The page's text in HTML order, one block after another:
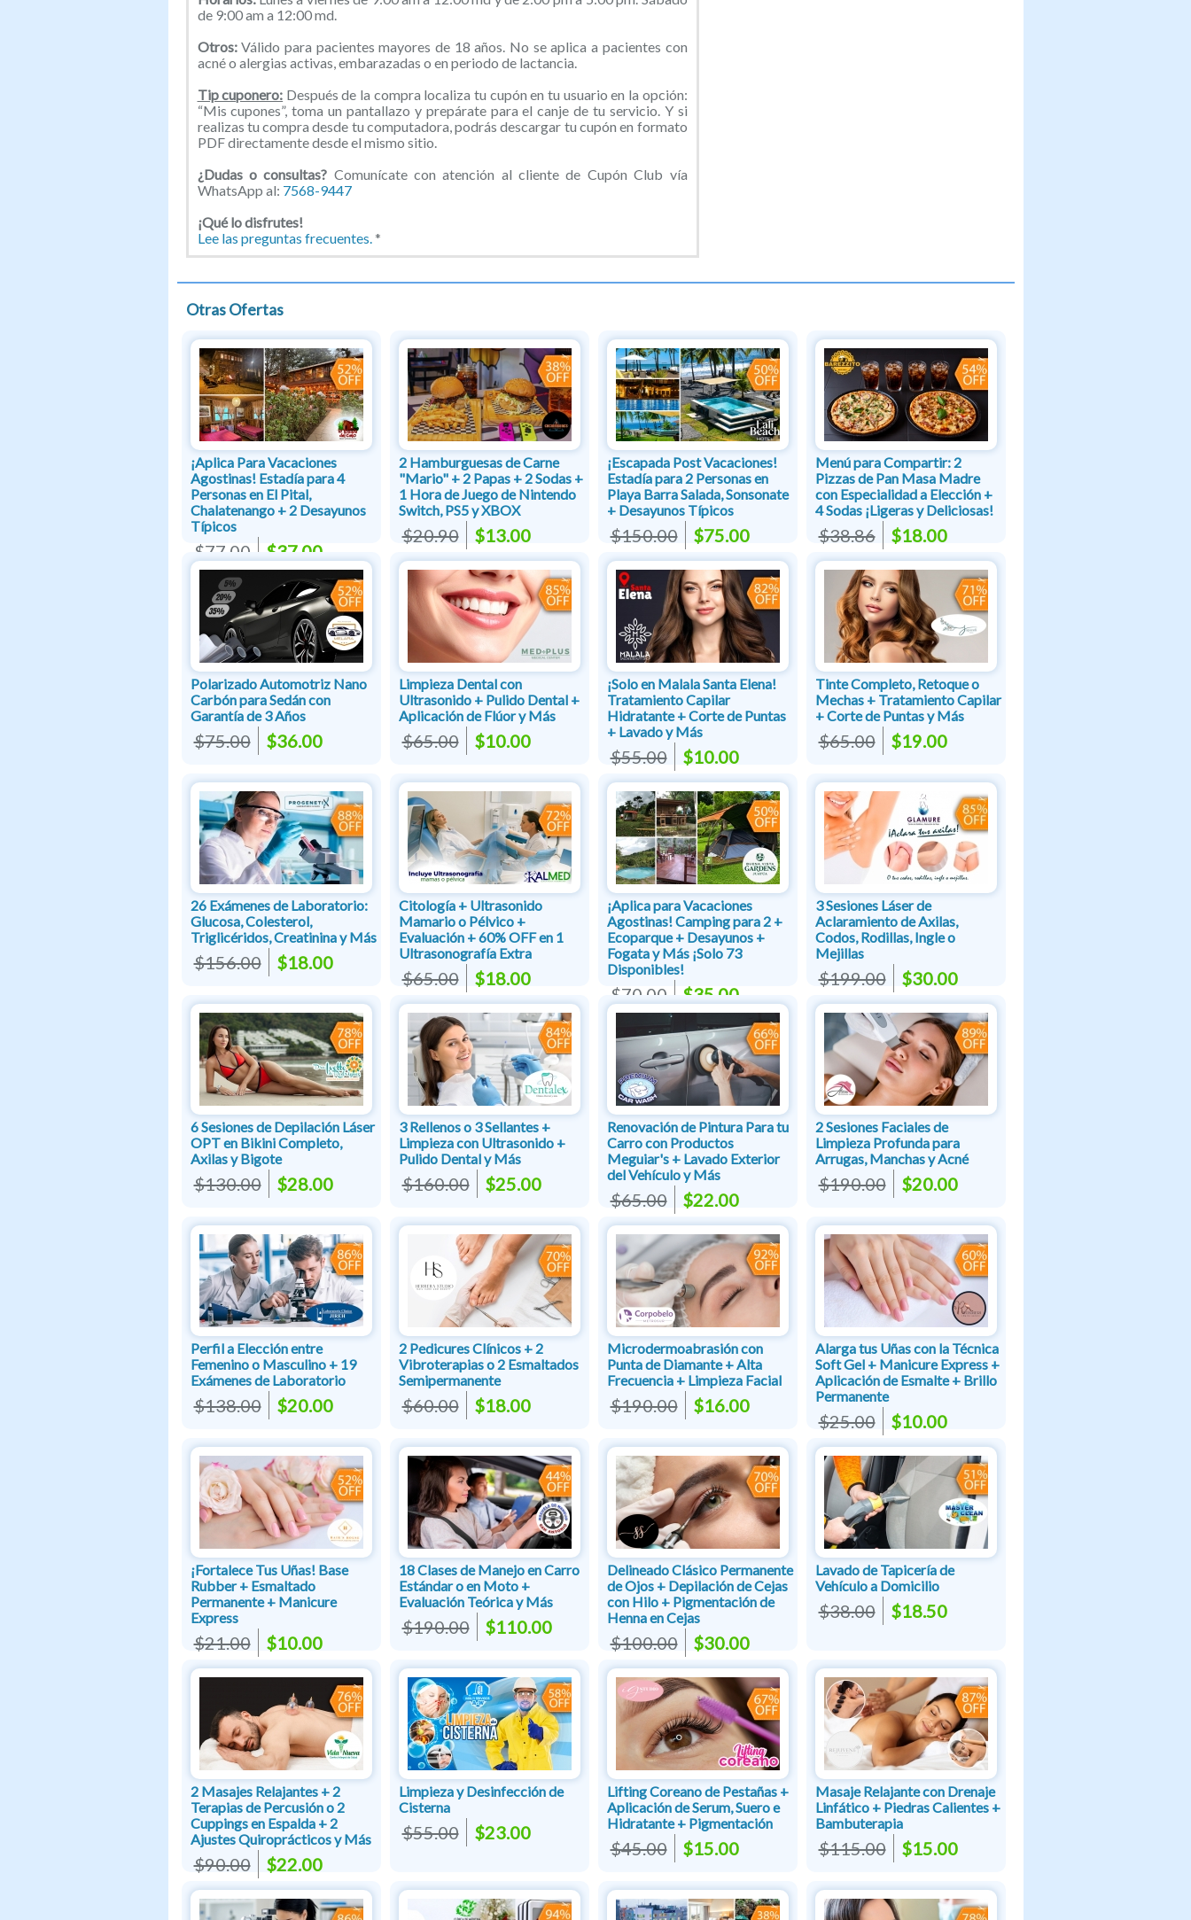
de 9:00 am a 12:00 md.
Otros:Válido para pacientes mayores de 18 años. No se aplica a pacientes con
acné o alergias activas, embarazadas o en periodo de lactancia.
Tip cuponero: Después de la compra localiza tu cupón en tu usuario en la opción:
“Mis cupones”, toma un pantallazo y prepárate para el canje de tu servicio. Y si
realizas tu compra desde tu computadora, podrás descargar tu cupón en formato
PDF directamente desde el mismo sitio.
¿Dudas o consultas? Comunícate con atención al cliente de Cupón Club vía
WhatsApp al: 7568-9447
¡Qué lo disfrutes!
Lee las preguntas frecuentes.*
Otras Ofertas
¡Aplica Para Vacaciones
Agostinas! Estadía para 4
Personas en El Pital,
Chalatenango + 2 Desayunos
Típicos
$77.00 $37.00
2 Hamburguesas de Carne
"Mario" + 2 Papas + 2 Sodas +
1 Hora de Juego de Nintendo
Switch, PS5 y XBOX
$20.90 $13.00
¡Escapada Post Vacaciones!
Estadía para 2 Personas en
Playa Barra Salada, Sonsonate
+ Desayunos Típicos
$150.00 $75.00
Menú para Compartir: 2
Pizzas de Pan Masa Madre
con Especialidad a Elección +
4 Sodas ¡Ligeras y Deliciosas!
$38.86 $18.00
Polarizado Automotriz Nano
Carbón para Sedán con
Garantía de 3 Años
$75.00 $36.00
Limpieza Dental con
Ultrasonido + Pulido Dental +
Aplicación de Flúor y Más
$65.00 $10.00
¡Solo en Malala Santa Elena!
Tratamiento Capilar
Hidratante + Corte de Puntas
+ Lavado y Más
$55.00 $10.00
Tinte Completo, Retoque o
Mechas + Tratamiento Capilar
+ Corte de Puntas y Más
$65.00 $19.00
26 Exámenes de Laboratorio:
Glucosa, Colesterol,
Triglicéridos, Creatinina y Más
$156.00 $18.00
Citología + Ultrasonido
Mamario o Pélvico +
Evaluación + 60% OFF en 1
Ultrasonografía Extra
$65.00 $18.00
¡Aplica para Vacaciones
Agostinas! Camping para 2 +
Ecoparque + Desayunos +
Fogata y Más ¡Solo 73
Disponibles!
$70.00 $35.00
3 Sesiones Láser de
Aclaramiento de Axilas,
Codos, Rodillas, Ingle o
Mejillas
$199.00 $30.00
6 Sesiones de Depilación Láser
OPT en Bikini Completo,
Axilas y Bigote
$130.00 $28.00
3 Rellenos o 3 Sellantes +
Limpieza con Ultrasonido +
Pulido Dental y Más
$160.00 $25.00
Renovación de Pintura Para tu
Carro con Productos
Meguiar's + Lavado Exterior
del Vehículo y Más
$65.00 $22.00
2 Sesiones Faciales de
Limpieza Profunda para
Arrugas, Manchas y Acné
$190.00 $20.00
Perfil a Elección entre
Femenino o Masculino + 19
Exámenes de Laboratorio
$138.00 $20.00
2 Pedicures Clínicos + 2
Vibroterapias o 2 Esmaltados
Semipermanente
$60.00 $18.00
Microdermoabrasión con
Punta de Diamante + Alta
Frecuencia + Limpieza Facial
$190.00 $16.00
Alarga tus Uñas con la Técnica
Soft Gel + Manicure Express +
Aplicación de Esmalte + Brillo
Permanente
$25.00 $10.00
¡Fortalece Tus Uñas! Base
Rubber + Esmaltado
Permanente + Manicure
Express
$21.00 $10.00
18 Clases de Manejo en Carro
Estándar o en Moto +
Evaluación Teórica y Más
$190.00 $110.00
Delineado Clásico Permanente
de Ojos + Depilación de Cejas
con Hilo + Pigmentación de
Henna en Cejas
$100.00 $30.00
Lavado de Tapicería de
Vehículo a Domicilio
$38.00 $18.50
2 Masajes Relajantes + 2
Terapias de Percusión o 2
Cuppings en Espalda + 2
Ajustes Quiroprácticos y Más
$90.00 $22.00
Limpieza y Desinfección de
Cisterna
$55.00 $23.00
Lifting Coreano de Pestañas +
Aplicación de Serum, Suero e
Hidratante + Pigmentación
$45.00 $15.00
Masaje Relajante con Drenaje
Linfático + Piedras Calientes +
Bambuterapia
$115.00 $15.00